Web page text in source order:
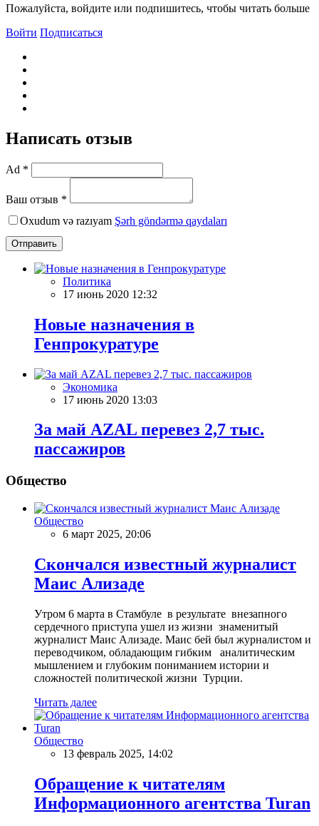
Пожалуйста, войдите или подпишитесь, чтобы читать больше
Войти Подписаться
Написать отзыв
Ad *
Ваш отзыв *
Oxudum və razıyam Şərh göndərmə qaydaları
Отправить
Политика
17 июнь 2020 12:32
Новые назначения в
Генпрокуратуре
Экономика
17 июнь 2020 13:03
За май AZAL перевез 2,7 тыс.
пассажиров
Общество
Общество
6 март 2025, 20:06
Скончался известный журналист
Маис Ализаде
Утром 6 марта в Стамбуле в результате внезапного
сердечного приступа ушел из жизни знаменитый
журналист Маис Ализаде. Маис бей был журналистом и
переводчиком, обладающим гибким аналитическим
мышлением и глубоким пониманием истории и
сложностей политической жизни Турции.
Читать далее
Общество
13 февраль 2025, 14:02
Обращение к читателям
Информационного агентства Turan